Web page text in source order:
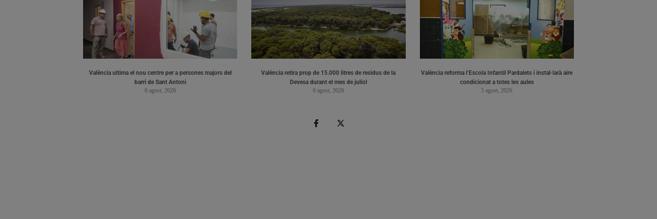
València ultima el nou centre per a persones majors del
barri de Sant Antoni
6 agost, 2026
València retira prop de 15.000 litres de residus de la
Devesa durant el mes de juliol
6 agost, 2026
València reforma l’Escola Infantil Pardalets i instal·larà aire
condicionat a totes les aules
5 agost, 2026